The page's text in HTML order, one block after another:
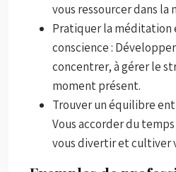
vous ressourcer dans la
Pratiquer la méditation
conscience :
concentrer, à gérer le
moment présent.
Trouver un équilibre
Vous accorder du
vous divertir et cultiver